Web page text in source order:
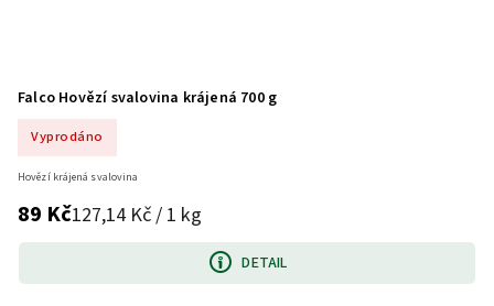
Falco Hovězí svalovina krájená 700 g
Vyprodáno
89 Kč127,14 Kč / 1 kg
DETAIL
Hovězí krájená svalovina